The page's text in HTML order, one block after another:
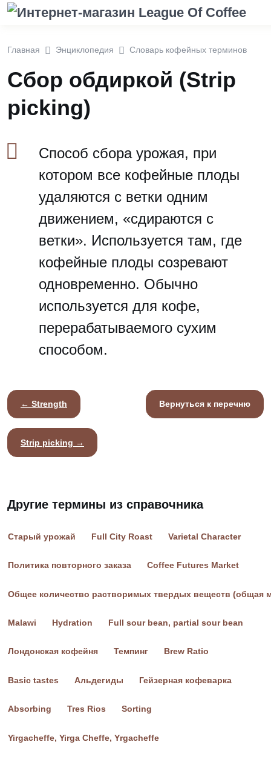
Главная Энциклопедия Словарь кофейных терминов
Сбор обдиркой (Strip
picking)
Способ сбора урожая, при
котором все кофейные плоды
удаляются с ветки одним
движением, «сдираются с
ветки». Используется там, где
кофейные плоды созревают
одновременно. Обычно
используется для кофе,
перерабатываемого сухим
способом.
← Strength Вернуться к перечню
Strip picking →
Другие термины из справочника
Старый урожай Full City Roast Varietal Character
Политика повторного заказа Coffee Futures Market
Общее количество растворимых твердых веществ (общая
Malawi Hydration Full sour bean, partial sour bean
Лондонская кофейня Темпинг Brew Ratio
Basic tastes Альдегиды Гейзерная кофеварка
Absorbing Tres Rios Sorting
Yirgacheffe, Yirga Cheffe, Yrgacheffe